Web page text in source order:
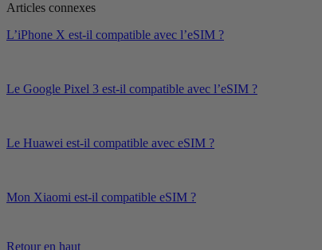
Articles connexes
L’iPhone X est-il compatible avec l’eSIM ?
Le Google Pixel 3 est-il compatible avec l’eSIM ?
Le Huawei est-il compatible avec eSIM ?
Mon Xiaomi est-il compatible eSIM ?
Retour en haut